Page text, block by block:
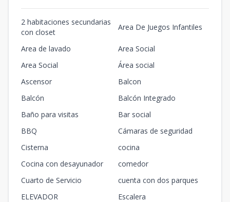
2 habitaciones secundarias
con closet
Area De Juegos Infantiles
Area de lavado
Area Social
Area Social
Área social
Ascensor
Balcon
Balcón
Balcón Integrado
Baño para visitas
Bar social
BBQ
Cámaras de seguridad
Cisterna
cocina
Cocina con desayunador
comedor
Cuarto de Servicio
cuenta con dos parques
ELEVADOR
Escalera